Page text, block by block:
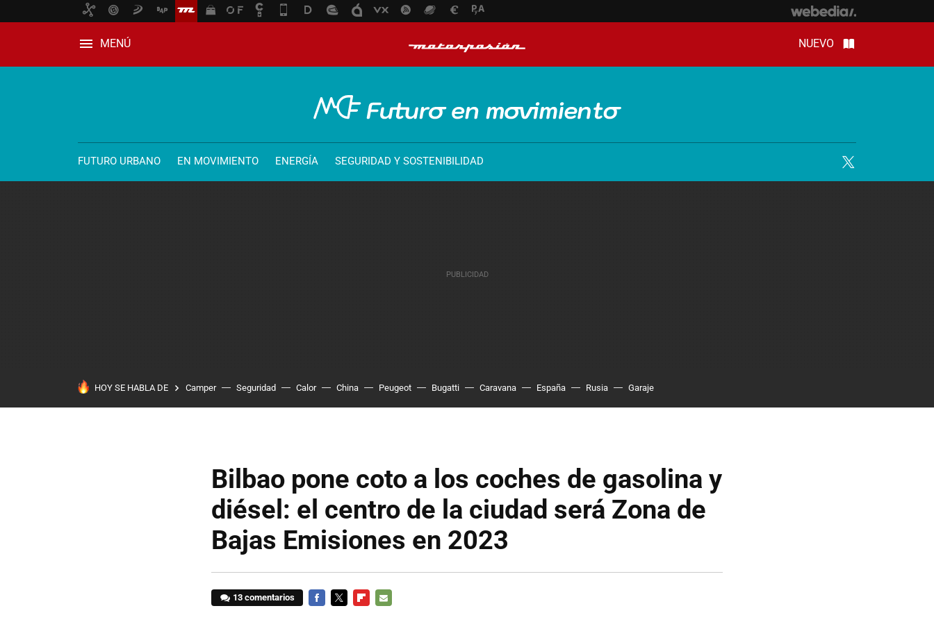
MENÚ NUEVO
FUTURO URBANO EN MOVIMIENTO ENERGÍA SEGURIDAD Y SOSTENIBILIDAD
HOY SE HABLA DE Camper Seguridad Calor China Peugeot Bugatti Caravana España Rusia Garaje
Bilbao pone coto a los coches de gasolina y
diésel: el centro de la ciudad será Zona de
Bajas Emisiones en 2023
13 comentarios